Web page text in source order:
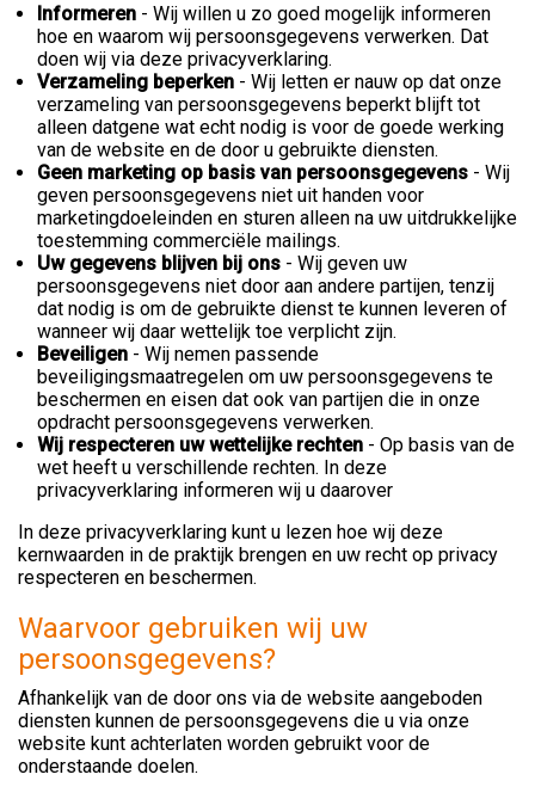
Informeren - Wij willen u zo goed mogelijk informeren
hoe en waarom wij persoonsgegevens verwerken. Dat
doen wij via deze privacyverklaring.
Verzameling beperken - Wij letten er nauw op dat onze
verzameling van persoonsgegevens beperkt blijft tot
alleen datgene wat echt nodig is voor de goede werking
van de website en de door u gebruikte diensten.
Geen marketing op basis van persoonsgegevens - Wij
geven persoonsgegevens niet uit handen voor
marketingdoeleinden en sturen alleen na uw uitdrukkelijke
toestemming commerciële mailings.
Uw gegevens blijven bij ons - Wij geven uw
persoonsgegevens niet door aan andere partijen, tenzij
dat nodig is om de gebruikte dienst te kunnen leveren of
wanneer wij daar wettelijk toe verplicht zijn.
Beveiligen - Wij nemen passende
beveiligingsmaatregelen om uw persoonsgegevens te
beschermen en eisen dat ook van partijen die in onze
opdracht persoonsgegevens verwerken.
Wij respecteren uw wettelijke rechten - Op basis van de
wet heeft u verschillende rechten. In deze
privacyverklaring informeren wij u daarover
In deze privacyverklaring kunt u lezen hoe wij deze
kernwaarden in de praktijk brengen en uw recht op privacy
respecteren en beschermen.
Waarvoor gebruiken wij uw
persoonsgegevens?
Afhankelijk van de door ons via de website aangeboden
diensten kunnen de persoonsgegevens die u via onze
website kunt achterlaten worden gebruikt voor de
onderstaande doelen.